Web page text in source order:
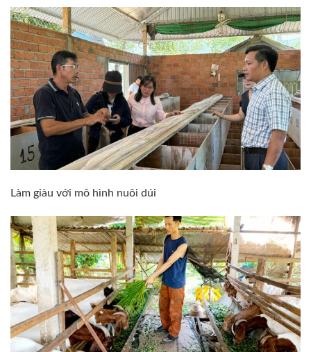
Làm giàu với mô hình nuôi dúi